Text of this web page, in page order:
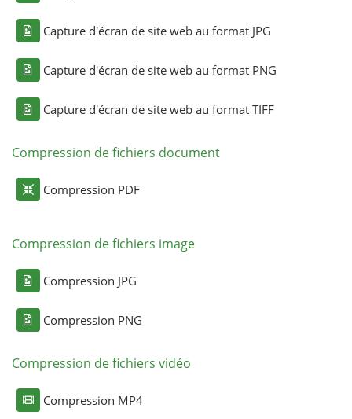
Capture d'écran de site web au format JPG
Capture d'écran de site web au format PNG
Capture d'écran de site web au format TIFF
Compression de fichiers document
Compression PDF
Compression de fichiers image
Compression JPG
Compression PNG
Compression de fichiers vidéo
Compression MP4